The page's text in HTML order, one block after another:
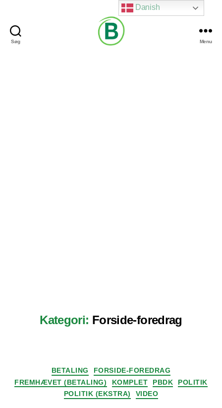
Søg Menu
Kategori: Forside-foredrag
Kategorier
BETALING
FORSIDE-FOREDRAG
FREMHÆVET (BETALING)
KOMPLET PBDK
POLITIK
POLITIK (EKSTRA)
VIDEO
Danish